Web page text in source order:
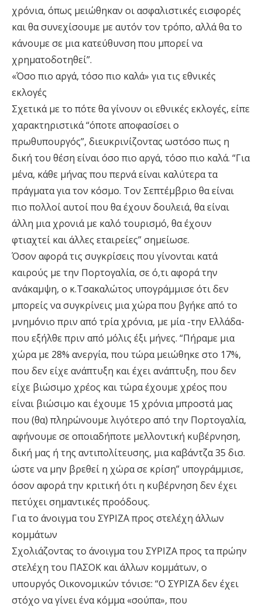
χρόνια, όπως μειώθηκαν οι ασφαλιστικές εισφορές
και θα συνεχίσουμε με αυτόν τον τρόπο, αλλά θα το
κάνουμε σε μια κατεύθυνση που μπορεί να
χρηματοδοτηθεί”.
«Όσο πιο αργά, τόσο πιο καλά» για τις εθνικές
εκλογές
Σχετικά με το πότε θα γίνουν οι εθνικές εκλογές, είπε
χαρακτηριστικά “όποτε αποφασίσει ο
πρωθυπουργός”, διευκρινίζοντας ωστόσο πως η
δική του θέση είναι όσο πιο αργά, τόσο πιο καλά. “Για
μένα, κάθε μήνας που περνά είναι καλύτερα τα
πράγματα για τον κόσμο. Τον Σεπτέμβριο θα είναι
πιο πολλοί αυτοί που θα έχουν δουλειά, θα είναι
άλλη μια χρονιά με καλό τουρισμό, θα έχουν
φτιαχτεί και άλλες εταιρείες” σημείωσε.
Όσον αφορά τις συγκρίσεις που γίνονται κατά
καιρούς με την Πορτογαλία, σε ό,τι αφορά την
ανάκαμψη, ο κ.Τσακαλώτος υπογράμμισε ότι δεν
μπορείς να συγκρίνεις μια χώρα που βγήκε από το
μνημόνιο πριν από τρία χρόνια, με μία -την Ελλάδα-
που εξήλθε πριν από μόλις έξι μήνες. “Πήραμε μια
χώρα με 28% ανεργία, που τώρα μειώθηκε στο 17%,
που δεν είχε ανάπτυξη και έχει ανάπτυξη, που δεν
είχε βιώσιμο χρέος και τώρα έχουμε χρέος που
είναι βιώσιμο και έχουμε 15 χρόνια μπροστά μας
που (θα) πληρώνουμε λιγότερο από την Πορτογαλία,
αφήνουμε σε οποιαδήποτε μελλοντική κυβέρνηση,
δική μας ή της αντιπολίτευσης, μια καβάντζα 35 δισ.
ώστε να μην βρεθεί η χώρα σε κρίση” υπογράμμισε,
όσον αφορά την κριτική ότι η κυβέρνηση δεν έχει
πετύχει σημαντικές προόδους.
Για το άνοιγμα του ΣΥΡΙΖΑ προς στελέχη άλλων
κομμάτων
Σχολιάζοντας το άνοιγμα του ΣΥΡΙΖΑ προς τα πρώην
στελέχη του ΠΑΣΟΚ και άλλων κομμάτων, ο
υπουργός Οικονομικών τόνισε: “Ο ΣΥΡΙΖΑ δεν έχει
στόχο να γίνει ένα κόμμα «σούπα», που